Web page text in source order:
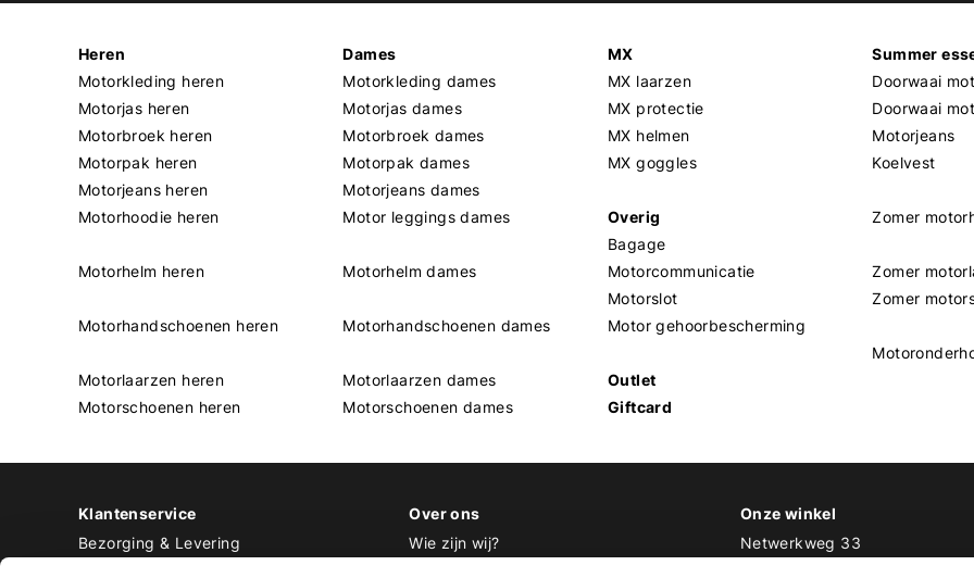
Heren
Motorkleding heren
Motorjas heren
Motorbroek heren
Motorpak heren
Motorjeans heren
Motorhoodie heren
Motorhelm heren
Motorhandschoenen heren
Motorlaarzen heren
Motorschoenen heren
Dames
Motorkleding dames
Motorjas dames
Motorbroek dames
Motorpak dames
Motorjeans dames
Motor leggings dames
Motorhelm dames
Motorhandschoenen dames
Motorlaarzen dames
Motorschoenen dames
MX
MX laarzen
MX protectie
MX helmen
MX goggles
Overig
Bagage
Motorcommunicatie
Motorslot
Motor gehoorbescherming
Outlet
Giftcard
Summer
Doorwaai
Doorwaai
Motorjeans
Koelvest
Zomer
Zomer
Zomer
Klantenservice
Bezorging & Levering
Over ons
Wie zijn wij?
Onze winkel
Netwerkweg 33